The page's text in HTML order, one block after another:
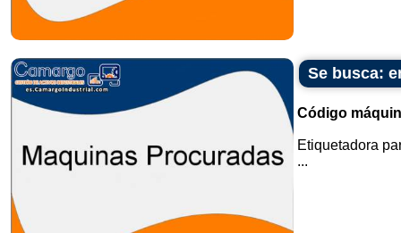
Se busca:
Código
Etiquetadora
...